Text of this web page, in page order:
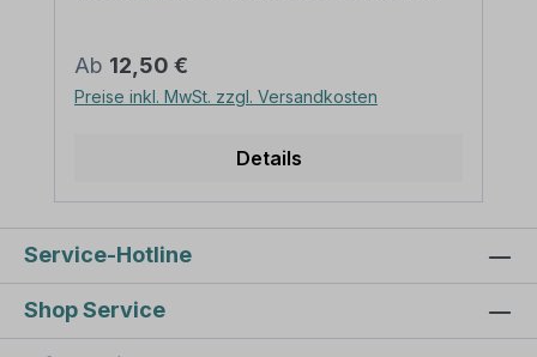
Motiven oder nur Textinhalten, die je nach
Artikel individuallisiert werden können. Die
Patina (Kratzer und Beschädigungen) ist
dennoch wirken diese Schilder alt, so als
worden. Unsere hochwertigen Retro- und
Vintage-Schilder werden aus 2 mm
Hartaluminium gefertigt, sie sind wetterfest
Verschenken Sie diese dekorativen
Schilder als Standardartikel oder mit
angepaßten Textinhalten zum Geburtstag,
Regulärer Preis:
Ab 12,50 €
Preise inkl. MwSt. zzgl. Versandkosten
Details
Service-Hotline
Shop Service